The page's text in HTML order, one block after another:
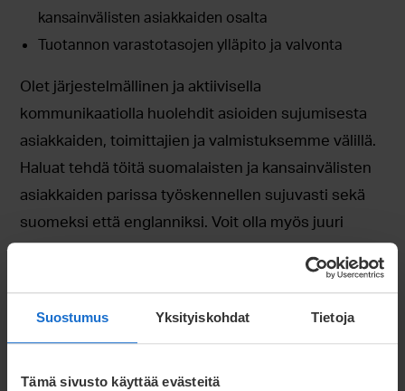
Suostumus Yksityiskohdat Tietoja
Tämä sivusto käyttää evästeitä
kansainvälisten asiakkaiden osalta
Tuotannon varastotasojen ylläpito ja valvonta
Olet järjestelmällinen ja aktiivisella
kommunikaatiolla huolehdit asioiden sujumisesta
asiakkaiden, toimittajien ja valmistuksemme välillä.
Haluat tehdä töitä suomalaisten ja kansainvälisten
asiakkaiden parissa työskennellen sujuvasti sekä
suomeksi että englanniksi. Voit olla myös juuri
valmistumassa.
Kokemus vastaavista tehtävistä kuten
varastonhallinnan, taloudenhallinnan tai toimittajien
valvonnasta ja yhteydenpidosta ovat eduksi
tehtävässä.